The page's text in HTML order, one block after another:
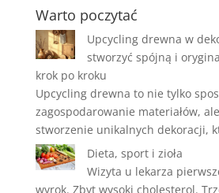
Warto poczytać
Upcycling drewna w
stworzyć spójną i
krok po kroku
Upcycling drewna to nie tylko
zagospodarowanie materiałów,
stworzenie unikalnych dekoracji,
Dieta, sport i zioła
Wizyta u lekarza
wyrok. Zbyt wysoki cholesterol.